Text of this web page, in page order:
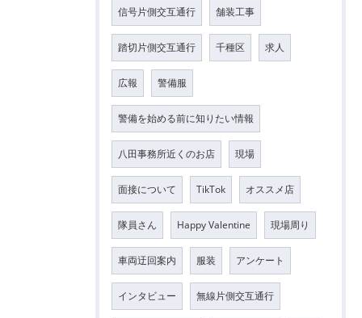
信号片側交互通行 舗装工事
踏切片側交互通行 千種区 求人
広報 警備服
警備を始める前に知りたい情報
八田事務所近くのお店 現場
面接について TikTok オススメ店
隊員さん Happy Valentine 現場周り
車両迂回案内 服装 アンケート
インタビュー 無線片側交互通行